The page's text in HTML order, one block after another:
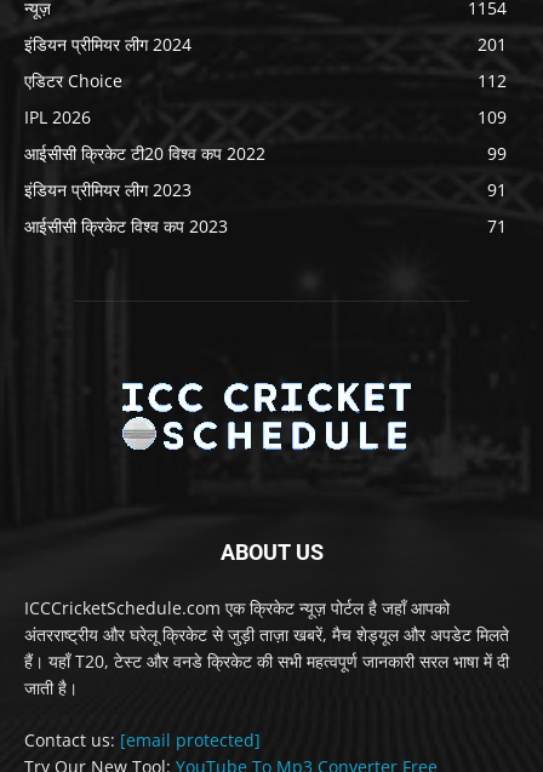
न्यूज़
1154
इंडियन प्रीमियर लीग 2024
201
एडिटर Choice
112
IPL 2026
109
आईसीसी क्रिकेट टी20 विश्व कप 2022
99
इंडियन प्रीमियर लीग 2023
91
आईसीसी क्रिकेट विश्व कप 2023
71
ABOUT US
ICCCricketSchedule.com एक क्रिकेट न्यूज़ पोर्टल है जहाँ आपको
अंतरराष्ट्रीय और घरेलू क्रिकेट से जुड़ी ताज़ा खबरें, मैच शेड्यूल और अपडेट मिलते
हैं। यहाँ T20, टेस्ट और वनडे क्रिकेट की सभी महत्वपूर्ण जानकारी सरल भाषा में दी
जाती है।
Contact us: [email protected]
Try Our New Tool: YouTube To Mp3 Converter Free